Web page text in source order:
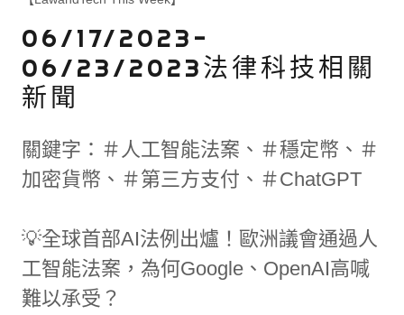
06/17/2023-
06/23/2023法律科技相關
新聞
關鍵字：＃人工智能法案、＃穩定幣、＃
加密貨幣、＃第三方支付、＃ChatGPT
💡全球首部AI法例出爐！歐洲議會通過人
工智能法案，為何Google、OpenAI高喊
難以承受？